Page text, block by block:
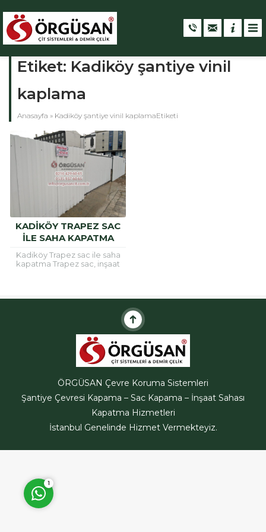
Etiket: Kadiköy şantiye vinil
kaplama
Anasayfa » Kadiköy şantiye vinil kaplamaEtiketi
KADIKÖY TRAPEZ SAC
ILE SAHA KAPATMA
Kadiköy Trapez sac ile saha
kapatma Trapez sac, inşaat
kullanılan bir
ÖRGÜSAN Teklif Hattı
1
ÖRGÜSAN Çevre Koruma Sistemleri
Şantiye Çevresi Kapama – Sac Kapama – İnşaat Sahası
Kapatma Hizmetleri
İstanbul Genelinde Hizmet Vermekteyiz.